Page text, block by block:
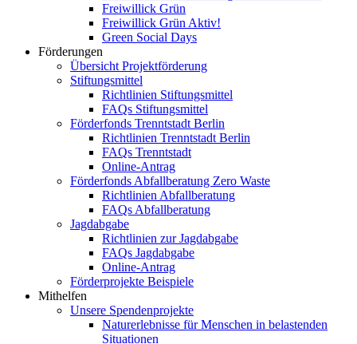
Freiwillick Grün
Freiwillick Grün Aktiv!
Green Social Days
Förderungen
Übersicht Projektförderung
Stiftungsmittel
Richtlinien Stiftungsmittel
FAQs Stiftungsmittel
Förderfonds Trenntstadt Berlin
Richtlinien Trenntstadt Berlin
FAQs Trenntstadt
Online-Antrag
Förderfonds Abfallberatung Zero Waste
Richtlinien Abfallberatung
FAQs Abfallberatung
Jagdabgabe
Richtlinien zur Jagdabgabe
FAQs Jagdabgabe
Online-Antrag
Förderprojekte Beispiele
Mithelfen
Unsere Spendenprojekte
Naturerlebnisse für Menschen in belastenden
Situationen